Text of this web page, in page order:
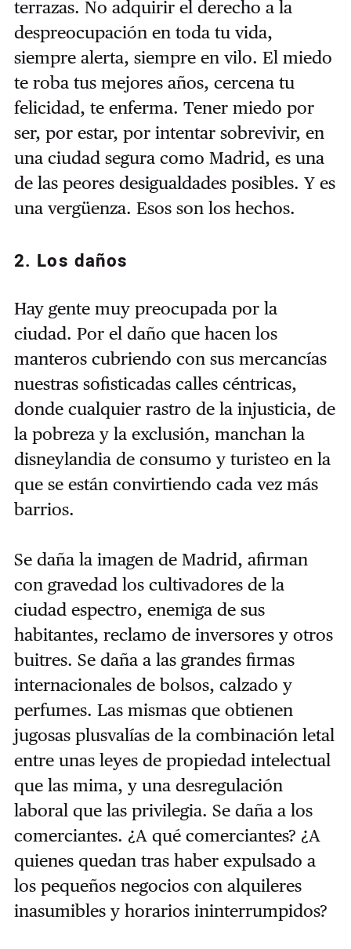
terrazas. No adquirir el derecho a la
despreocupación en toda tu vida,
siempre alerta, siempre en vilo. El miedo
te roba tus mejores años, cercena tu
felicidad, te enferma. Tener miedo por
ser, por estar, por intentar sobrevivir, en
una ciudad segura como Madrid, es una
de las peores desigualdades posibles. Y es
una vergüenza. Esos son los hechos.
2. Los daños
Hay gente muy preocupada por la
ciudad. Por el daño que hacen los
manteros cubriendo con sus mercancías
nuestras sofisticadas calles céntricas,
donde cualquier rastro de la injusticia, de
la pobreza y la exclusión, manchan la
disneylandia de consumo y turisteo en la
que se están convirtiendo cada vez más
barrios.
Se daña la imagen de Madrid, afirman
con gravedad los cultivadores de la
ciudad espectro, enemiga de sus
habitantes, reclamo de inversores y otros
buitres. Se daña a las grandes firmas
internacionales de bolsos, calzado y
perfumes. Las mismas que obtienen
jugosas plusvalías de la combinación letal
entre unas leyes de propiedad intelectual
que las mima, y una desregulación
laboral que las privilegia. Se daña a los
comerciantes. ¿A qué comerciantes? ¿A
quienes quedan tras haber expulsado a
los pequeños negocios con alquileres
inasumibles y horarios ininterrumpidos?